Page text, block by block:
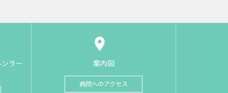
ラー 案内図
病院へのアクセス